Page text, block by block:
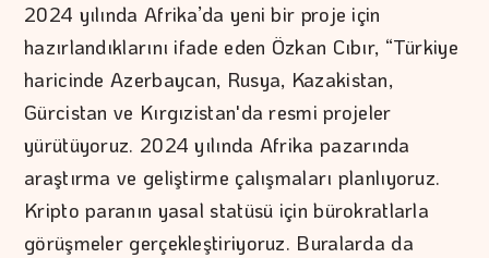
2024 yılında Afrika’da yeni bir proje için
hazırlandıklarını ifade eden Özkan Cıbır, “Türkiye
haricinde Azerbaycan, Rusya, Kazakistan,
Gürcistan ve Kırgızistan'da resmi projeler
yürütüyoruz. 2024 yılında Afrika pazarında
araştırma ve geliştirme çalışmaları planlıyoruz.
Kripto paranın yasal statüsü için bürokratlarla
görüşmeler gerçekleştiriyoruz. Buralarda da